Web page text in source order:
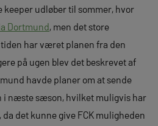
keeper udløber til sommer, hvor
Dortmund, men det store
har været planen fra den
på ugen blev det beskrevet af
havde planer om at sende
i næste sæson, hvilket muligvis har
det kunne give FCK muligheden